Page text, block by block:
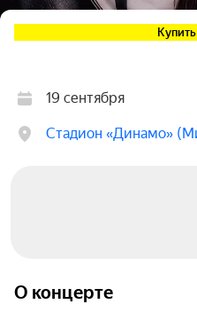
19 сентября
Стадион «Динамо»
О концерте